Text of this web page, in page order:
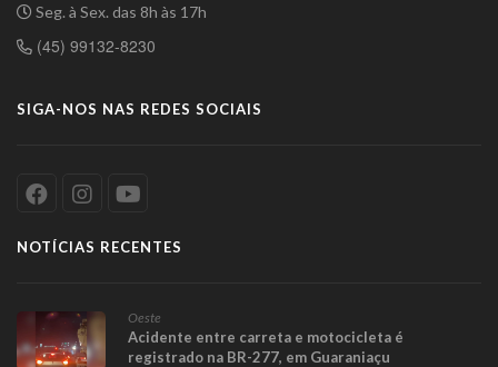
Seg. à Sex. das 8h às 17h
(45) 99132-8230
SIGA-NOS NAS REDES SOCIAIS
NOTÍCIAS RECENTES
Oeste
Acidente entre carreta e motocicleta é
registrado na BR-277, em Guaraniaçu